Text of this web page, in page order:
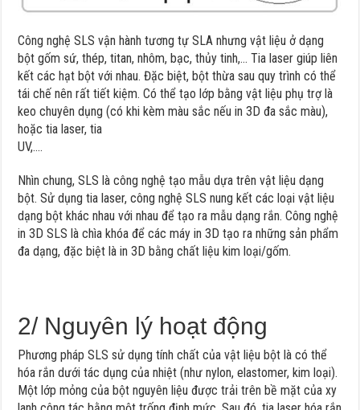
Công nghệ SLS vận hành tương tự SLA nhưng vật liệu ở dạng
bột gốm sứ, thép, titan, nhôm, bạc, thủy tinh,… Tia laser giúp liên
kết các hạt bột với nhau. Đặc biệt, bột thừa sau quy trình có thể
tái chế nên rất tiết kiệm. Có thể tạo lớp bằng vật liệu phụ trợ là
keo chuyên dụng (có khi kèm màu sắc nếu in 3D đa sắc màu),
hoặc tia laser, tia
UV,….
Nhìn chung, SLS là công nghệ tạo mẫu dựa trên vật liệu dạng
bột. Sử dụng tia laser, công nghệ SLS nung kết các loại vật liệu
dạng bột khác nhau với nhau để tạo ra mẫu dạng rắn. Công nghệ
in 3D SLS là chìa khóa để các máy in 3D tạo ra những sản phẩm
đa dạng, đặc biệt là in 3D bằng chất liệu kim loại/gốm.
2/ Nguyên lý hoạt động
Phương pháp SLS sử dụng tính chất của vật liệu bột là có thể
hóa rắn dưới tác dụng của nhiệt (như nylon, elastomer, kim loại).
Một lớp mỏng của bột nguyên liệu được trải trên bề mặt của xy